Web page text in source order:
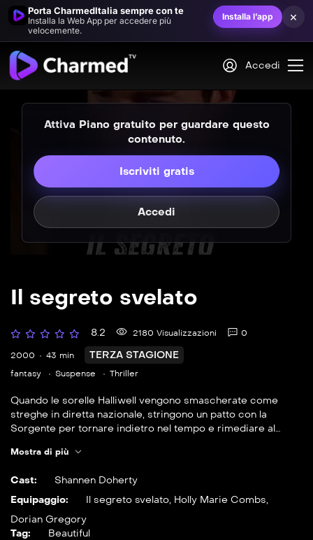
Porta CharmedItalia sempre con te
Installa la Web App per accedere più
velocemente.
Installa l’app ×
Accedi
Attiva Piano gratuito per guardare questo
contenuto.
Iscriviti gratis
Accedi
Il segreto svelato
8.2 2180 Visualizzazioni 0
2000 43 min TERZA STAGIONE
fantasy Suspense Thriller
Quando le sorelle Halliwell vengono smascherate come
streghe in diretta nazionale, stringono un patto con la
Sorgente per tornare indietro nel tempo e rimediare al
sacrificio.
Mostra di più
Cast:
Shannen Doherty
Equipaggio:
Il segreto svelato, Holly Marie Combs,
Dorian Gregory
Tag:
Beautiful